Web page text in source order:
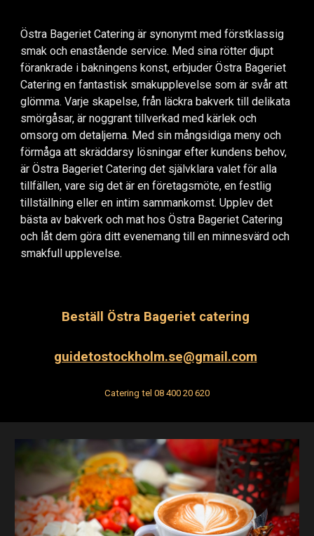
Östra Bageriet Catering är synonymt med förstklassig
smak och enastående service. Med sina rötter djupt
förankrade i bakningens konst, erbjuder Östra Bageriet
Catering en fantastisk smakupplevelse som är svår att
glömma. Varje skapelse, från läckra bakverk till delikata
smörgåsar, är noggrant tillverkad med kärlek och
omsorg om detaljerna. Med sin mångsidiga meny och
förmåga att skräddarsy lösningar efter kundens behov,
är Östra Bageriet Catering det självklara valet för alla
tillfällen, vare sig det är en företagsmöte, en festlig
tillställning eller en intim sammankomst. Upplev det
bästa av bakverk och mat hos Östra Bageriet Catering
och låt dem göra ditt evenemang till en minnesvärd och
smakfull upplevelse.
Beställ Östra Bageriet catering
guidetostockholm.se@gmail.com
Catering tel 08 400 20 620